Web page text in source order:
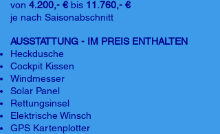
von 4.200,- € bis 11.760,- €
je nach Saisonabschnitt
AUSSTATTUNG - IM PREIS ENTHALTEN
Heckdusche
Cockpit Kissen
Windmesser
Solar Panel
Rettungsinsel
Elektrische Winsch
GPS Kartenplotter